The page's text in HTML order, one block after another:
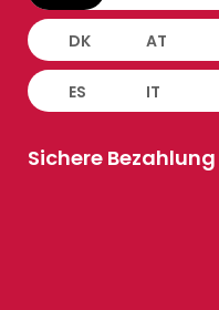
DK AT
ES IT
Sichere Bezahlung